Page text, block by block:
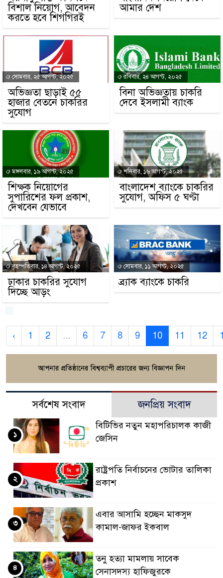
বিশাল নিয়োগ, আবেদন
করতে হবে শিগগিরই
আমার দেশ
সোমবার, ২৫ আগস্ট, ২০২৫
অভিজ্ঞতা ছাড়াই ৫৫
হাজার বেতনে চাকরির
সুযোগ
রবিবার, ২৪ আগস্ট, ২০২৫
বিনা অভিজ্ঞতায় চাকরি
দেবে ইসলামী ব্যাংক
মঙ্গলবার, ১৯ আগস্ট, ২০২৫
শিক্ষক নিয়োগের
সুপারিশের ফল প্রকাশ,
দেখবেন যেভাবে
শনিবার, ১৬ আগস্ট, ২০২৫
বাংলাদেশ ব্যাংকে চাকরির
সুযোগ, অফিস ৫ ঘণ্টা
বৃহস্পতিবার, ১৪ আগস্ট, ২০২৫
ঢাকার চাকরির সুযোগ
দিচ্ছে আড়ং
সোমবার, ১১ আগস্ট, ২০২৫
ব্র্যাক ব্যাংকে চাকরি
‹ 1 2 ... 6 7 8 9 10 11 12
সর্বশেষ সংবাদ জনপ্রিয় সংবাদ
বিটিভির নতুন মহাপরিচালক কাজী
জেসিন
১
রাষ্ট্রপতি নির্বাচনের ভোটার তালিকা
প্রকাশ
২
এবার আসামি হচ্ছেন মাকসুদ
কামাল-জাফর ইকবাল
৩
তনু হত্যা মামলায় সাবেক
সেনাসদস্য হাফিজুরকে
৪